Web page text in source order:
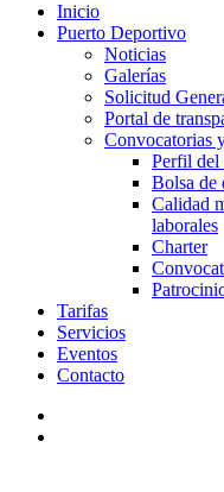
Inicio
Puerto Deportivo
Noticias
Galerías
Solicitud
Portal de
Convocatorias
Perfil del
Bolsa de
Calidad
laborales
Charter
Tarifas
Servicios
Eventos
Contacto